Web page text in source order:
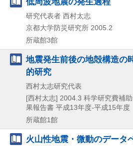
研究代表者 西村太志
京都大学防災研究所 2005.2
所蔵館3館
地震発生前後の地殻構造の
的研究
西村太志研究代表
[西村太志] 2004.3 科学研究費補
果報告書 平成13年度-平成15年度
所蔵館1館
火山性地震・微動のデータ